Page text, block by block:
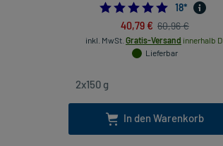
5.0
18*
40,79 € 60,96 €
inkl. MwSt. Gratis-Versand innerhalb D.
Lieferbar
In den Warenkorb